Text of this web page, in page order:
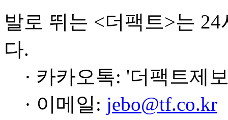
발로 뛰는 <더팩트>는
다.
· 카카오톡: '더팩트제
· 이메일: jebo@tf.co.kr